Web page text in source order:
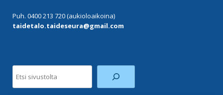
Puh. 0400 213 720 (aukioloaikoina)
taidetalo.taideseura@gmail.com